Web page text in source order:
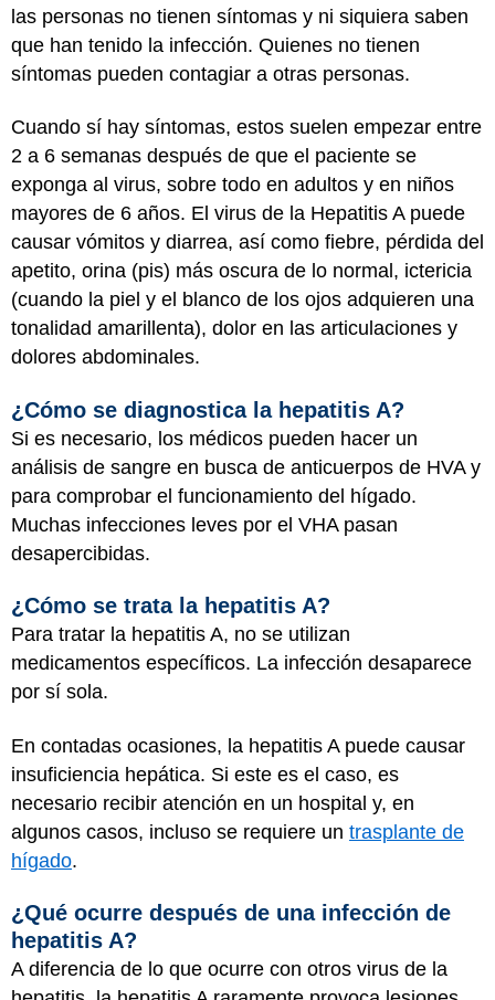
las personas no tienen síntomas y ni siquiera saben
que han tenido la infección. Quienes no tienen
síntomas pueden contagiar a otras personas.
Cuando sí hay síntomas, estos suelen empezar entre
2 a 6 semanas después de que el paciente se
exponga al virus, sobre todo en adultos y en niños
mayores de 6 años. El virus de la Hepatitis A puede
causar vómitos y diarrea, así como fiebre, pérdida del
apetito, orina (pis) más oscura de lo normal, ictericia
(cuando la piel y el blanco de los ojos adquieren una
tonalidad amarillenta), dolor en las articulaciones y
dolores abdominales.
¿Cómo se diagnostica la hepatitis A?
Si es necesario, los médicos pueden hacer un
análisis de sangre en busca de anticuerpos de HVA y
para comprobar el funcionamiento del hígado.
Muchas infecciones leves por el VHA pasan
desapercibidas.
¿Cómo se trata la hepatitis A?
Para tratar la hepatitis A, no se utilizan
medicamentos específicos. La infección desaparece
por sí sola.
En contadas ocasiones, la hepatitis A puede causar
insuficiencia hepática. Si este es el caso, es
necesario recibir atención en un hospital y, en
algunos casos, incluso se requiere un trasplante de
hígado.
¿Qué ocurre después de una infección de
hepatitis A?
A diferencia de lo que ocurre con otros virus de la